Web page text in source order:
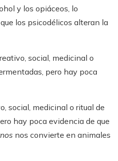
y los opiáceos, lo
los psicodélicos alteran la
social, medicinal o
pero hay poca
social, medicinal o ritual de
hay poca evidencia de que
nos convierte en animales